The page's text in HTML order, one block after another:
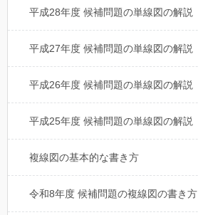
平成28年度 候補問題の単線図の解説
平成27年度 候補問題の単線図の解説
平成26年度 候補問題の単線図の解説
平成25年度 候補問題の単線図の解説
複線図の基本的な書き方
令和8年度 候補問題の複線図の書き方